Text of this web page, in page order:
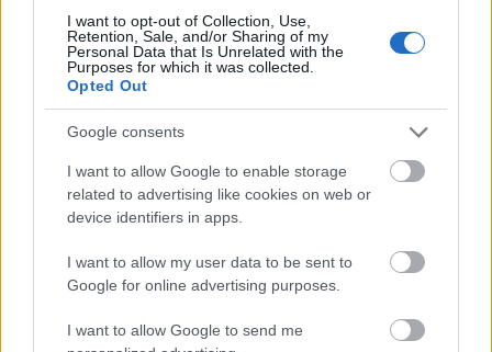
I want to opt-out of Collection, Use,
Retention, Sale, and/or Sharing of my
Personal Data that Is Unrelated with the
Purposes for which it was collected.
Opted Out
Google consents
I want to allow Google to enable storage
related to advertising like cookies on web or
device identifiers in apps.
I want to allow my user data to be sent to
Google for online advertising purposes.
I want to allow Google to send me
Miehet 50 km, yhteislähtö (p):
1. Eldar Rönning NOR 2.32.27,1
2. Dario Cologna SUI + 0,6
3. Martin Sundby NOR + 5,8
4. Maksim Vylegzhanin RUS + 6,4
5. Konstantin Glavatski RUS + 7,6
6. Ilja Tshernusov RUS + 8,5
8. Johan Olsson SWE + 8,9
9. Niklas Dyrhaug NOR + 9,1
10. Devon Kershaw CAN + 9,3